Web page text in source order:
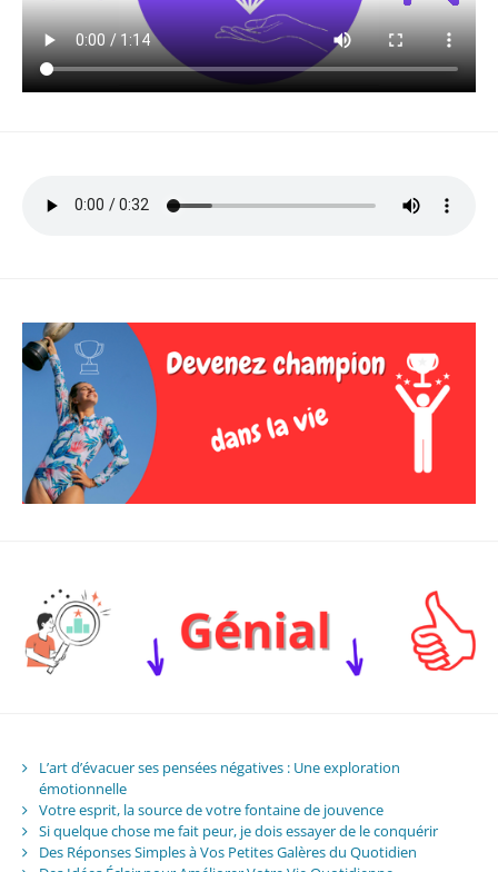
L’art d’évacuer ses pensées négatives : Une exploration
émotionnelle
Votre esprit, la source de votre fontaine de jouvence
Si quelque chose me fait peur, je dois essayer de le conquérir
Des Réponses Simples à Vos Petites Galères du Quotidien